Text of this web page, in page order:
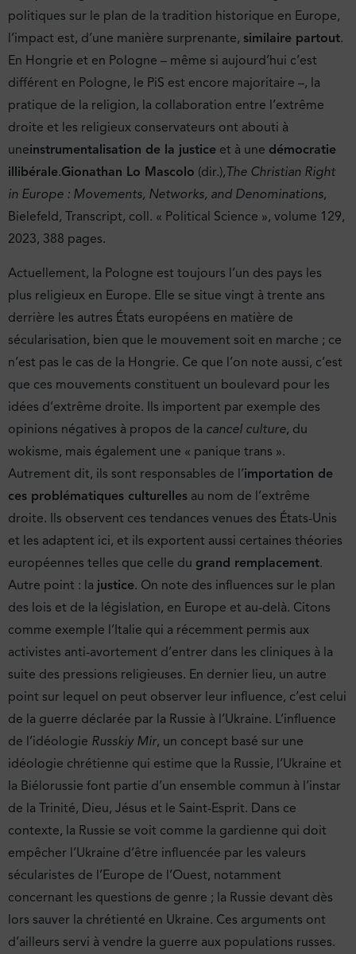
politiques sur le plan de la tradition historique en Europe,
l’impact est, d’une manière surprenante, similaire partout.
En Hongrie et en Pologne – même si aujourd’hui c’est
différent en Pologne, le PiS est encore majoritaire –, la
pratique de la religion, la collaboration entre l’extrême
droite et les religieux conservateurs ont abouti à
uneinstrumentalisation de la justice et à une démocratie
illibérale.Gionathan Lo Mascolo (dir.),The Christian Right
in Europe : Movements, Networks, and Denominations,
Bielefeld, Transcript, coll. « Political Science », volume 129,
2023, 388 pages.
Actuellement, la Pologne est toujours l’un des pays les
plus religieux en Europe. Elle se situe vingt à trente ans
derrière les autres États européens en matière de
sécularisation, bien que le mouvement soit en marche ; ce
n’est pas le cas de la Hongrie. Ce que l’on note aussi, c’est
que ces mouvements constituent un boulevard pour les
idées d’extrême droite. Ils importent par exemple des
opinions négatives à propos de la cancel culture, du
wokisme, mais également une « panique trans ».
Autrement dit, ils sont responsables de l’importation de
ces problématiques culturelles au nom de l’extrême
droite. Ils observent ces tendances venues des États-Unis
et les adaptent ici, et ils exportent aussi certaines théories
européennes telles que celle du grand remplacement.
Autre point : la justice. On note des influences sur le plan
des lois et de la législation, en Europe et au-delà. Citons
comme exemple l’Italie qui a récemment permis aux
activistes anti-avortement d’entrer dans les cliniques à la
suite des pressions religieuses. En dernier lieu, un autre
point sur lequel on peut observer leur influence, c’est celui
de la guerre déclarée par la Russie à l’Ukraine. L’influence
de l’idéologie Russkiy Mir, un concept basé sur une
idéologie chrétienne qui estime que la Russie, l’Ukraine et
la Biélorussie font partie d’un ensemble commun à l’instar
de la Trinité, Dieu, Jésus et le Saint-Esprit. Dans ce
contexte, la Russie se voit comme la gardienne qui doit
empêcher l’Ukraine d’être influencée par les valeurs
sécularistes de l’Europe de l’Ouest, notamment
concernant les questions de genre ; la Russie devant dès
lors sauver la chrétienté en Ukraine. Ces arguments ont
d’ailleurs servi à vendre la guerre aux populations russes.